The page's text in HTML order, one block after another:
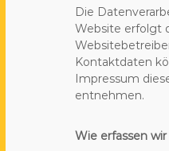
Die
Website erfolgt
Kontaktdaten
Impressum
entnehmen.
Wie erfassen